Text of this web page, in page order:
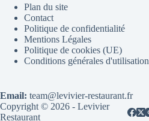
Plan du site
Contact
Politique de confidentialité
Mentions Légales
Politique de cookies (UE)
Conditions générales d'utilisation
Email: team@levivier-restaurant.fr
Copyright © 2026 - Levivier
Restaurant